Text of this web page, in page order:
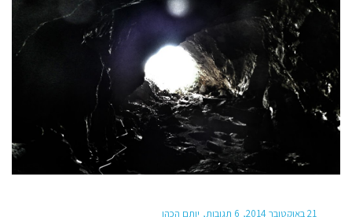
21 באוקטובר 2014 6 תגובות יותם הכהן